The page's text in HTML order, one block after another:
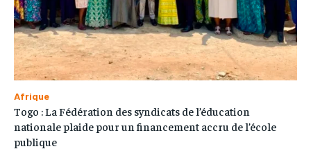
Afrique
Togo : La Fédération des syndicats de l’éducation
nationale plaide pour un financement accru de l’école
publique